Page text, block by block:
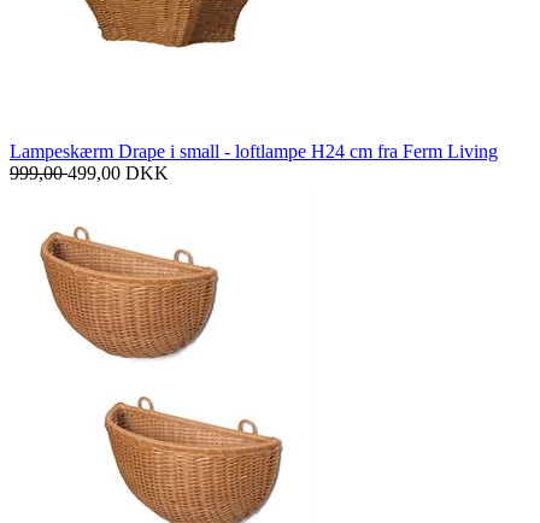
Lampeskærm Drape i small - loftlampe H24 cm fra Ferm Living
999,00499,00 DKK